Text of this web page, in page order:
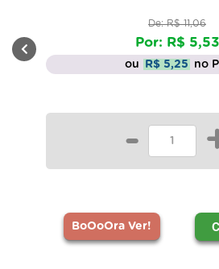
De: R$ 11,06
Por: R$ 5,53
ou R$ 5,25 no
-
BoOoOra Ver!